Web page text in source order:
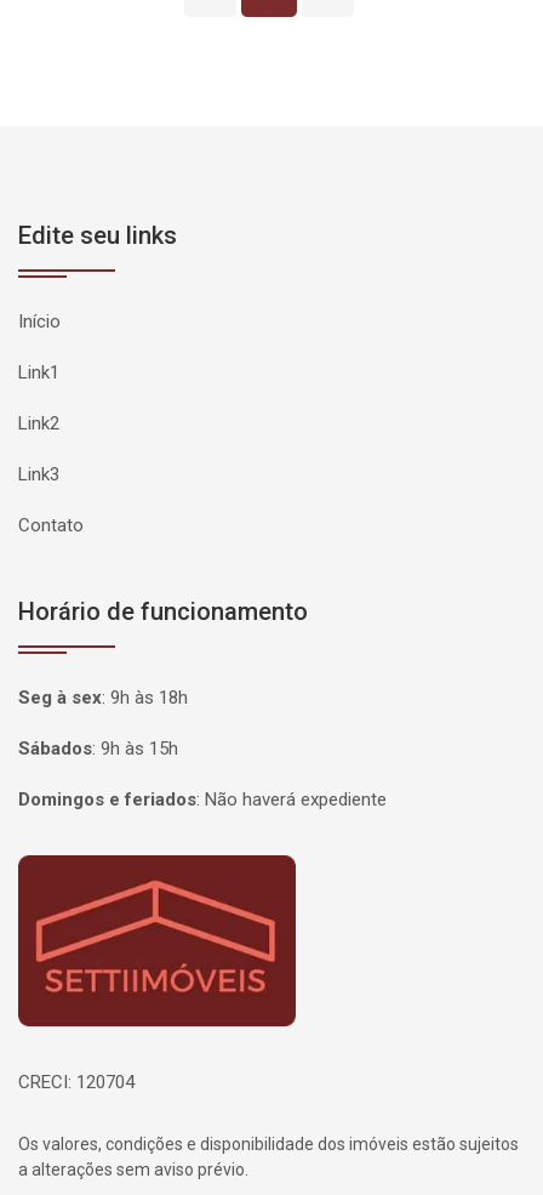
Edite seu links
Início
Link1
Link2
Link3
Contato
Horário de funcionamento
Seg à sex: 9h às 18h
Sábados: 9h às 15h
Domingos e feriados: Não haverá expediente
Página inicial
CRECI: 120704
Os valores, condições e disponibilidade dos imóveis estão sujeitos
a alterações sem aviso prévio.